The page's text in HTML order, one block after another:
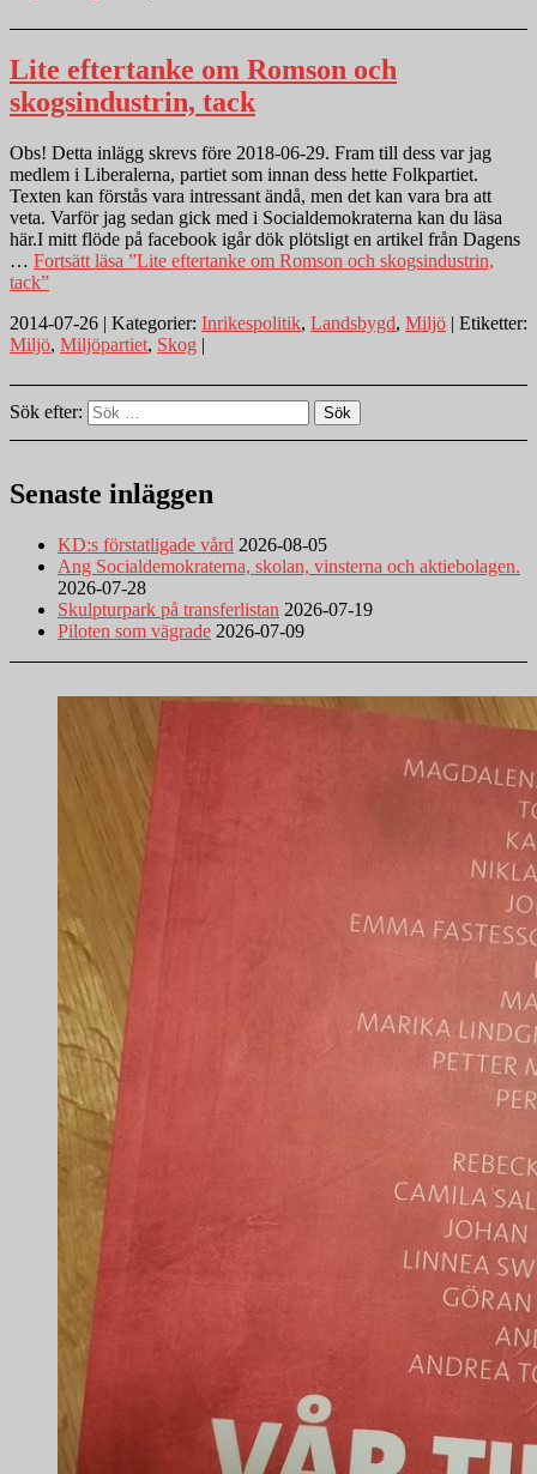
Lite eftertanke om Romson och
skogsindustrin, tack
Obs! Detta inlägg skrevs före 2018-06-29. Fram till dess var jag
medlem i Liberalerna, partiet som innan dess hette Folkpartiet.
Texten kan förstås vara intressant ändå, men det kan vara bra att
veta. Varför jag sedan gick med i Socialdemokraterna kan du läsa
här.I mitt flöde på facebook igår dök plötsligt en artikel från Dagens
… Fortsätt läsa ”Lite eftertanke om Romson och skogsindustrin,
tack”
2014-07-26 | Kategorier: Inrikespolitik, Landsbygd, Miljö | Etiketter:
Miljö, Miljöpartiet, Skog |
Sök efter: Sök
Senaste inläggen
KD:s förstatligade vård 2026-08-05
Ang Socialdemokraterna, skolan, vinsterna och aktiebolagen.
2026-07-28
Skulpturpark på transferlistan 2026-07-19
Piloten som vägrade 2026-07-09